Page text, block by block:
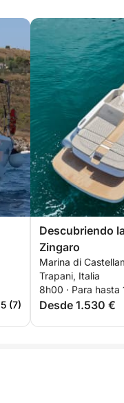
5 (7)
Descubriendo
Zingaro
Marina di
Trapani, Italia
8h00 · Para hasta
Desde 1.530 €